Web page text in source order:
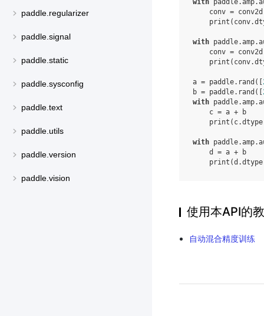
paddle.regularizer
paddle.signal
paddle.static
paddle.sysconfig
paddle.text
paddle.utils
paddle.version
paddle.vision
with paddle.amp.
conv = conv2d
print ( conv.
with paddle.amp.
conv = conv2d
print ( conv.
a = paddle. rand ([
b = paddle. rand ([
with paddle.amp.
c = a +
b
print ( c.dtype
with paddle.amp.
d
= a +
b
print (d .dtype
使用本API的
自动混合精度训练